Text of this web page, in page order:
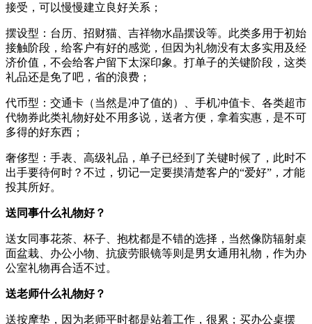
接受，可以慢慢建立良好关系；
摆设型：台历、招财猫、吉祥物水晶摆设等。此类多用于初始
接触阶段，给客户有好的感觉，但因为礼物没有太多实用及经
济价值，不会给客户留下太深印象。打单子的关键阶段，这类
礼品还是免了吧，省的浪费；
代币型：交通卡（当然是冲了值的）、手机冲值卡、各类超市
代物券此类礼物好处不用多说，送者方便，拿着实惠，是不可
多得的好东西；
奢侈型：手表、高级礼品，单子已经到了关键时候了，此时不
出手要待何时？不过，切记一定要摸清楚客户的“爱好”，才能
投其所好。
送同事什么礼物好？
送女同事花茶、杯子、抱枕都是不错的选择，当然像防辐射桌
面盆栽、办公小物、抗疲劳眼镜等则是男女通用礼物，作为办
公室礼物再合适不过。
送老师什么礼物好？
送按摩垫，因为老师平时都是站着工作，很累；买办公桌摆